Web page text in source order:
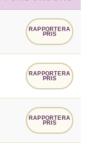
RAPPORTERA
PRIS
RAPPORTERA
PRIS
RAPPORTERA
PRIS